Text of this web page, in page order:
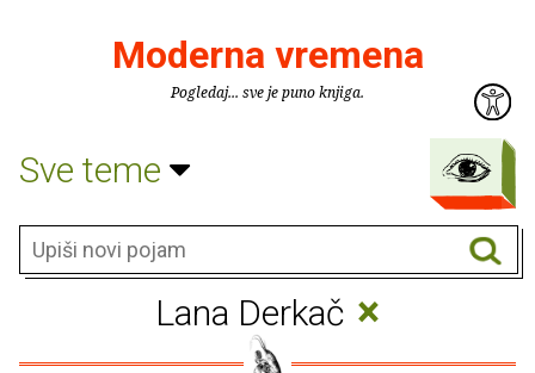
Moderna vremena
Pogledaj... sve je puno knjiga.
Sve teme
Lana Derkač ×